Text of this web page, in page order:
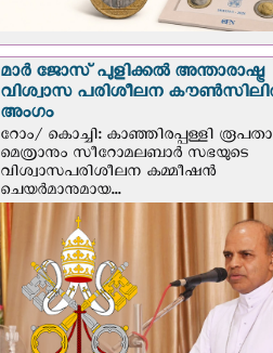
മാർ ജോസ് പുളിക്കൽ അന്താരാഷ്ട്ര
വിശ്വാസ പരിശീലന
അംഗം
റോം/ കൊച്ചി: കാഞ്ഞിരപ്പള്ളി രൂപതാ
മെത്രാനും സീറോമലബാർ സഭയുടെ
വിശ്വാസപരിശീലന കമ്മീഷൻ
ചെയർമാനുമായ...